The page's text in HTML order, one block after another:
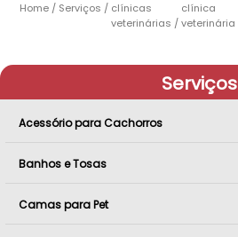
Home Serviços
clínicas
veterinárias
clínica
veterinária
Serviços
Acessório para Cachorros
Banhos e Tosas
Camas para Pet